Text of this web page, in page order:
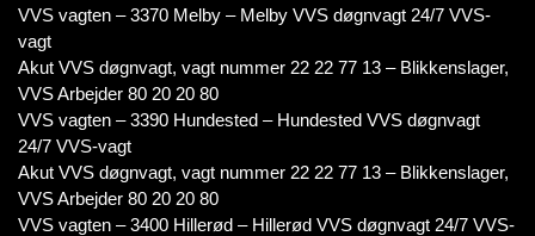
VVS vagten – 3370 Melby – Melby VVS døgnvagt 24/7 VVS-
vagt
Akut VVS døgnvagt, vagt nummer 22 22 77 13 – Blikkenslager,
VVS Arbejder 80 20 20 80
VVS vagten – 3390 Hundested – Hundested VVS døgnvagt
24/7 VVS-vagt
Akut VVS døgnvagt, vagt nummer 22 22 77 13 – Blikkenslager,
VVS Arbejder 80 20 20 80
VVS vagten – 3400 Hillerød – Hillerød VVS døgnvagt 24/7 VVS-